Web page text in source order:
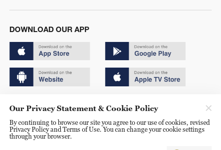
DOWNLOAD OUR APP
京ICP备20000184号
京公网安备 11010502050052号
Our Privacy Statement & Cookie Policy
By continuing to browse our site you agree to our use of cookies, revised
Privacy Policy and Terms of Use. You can change your cookie settings
through your browser.